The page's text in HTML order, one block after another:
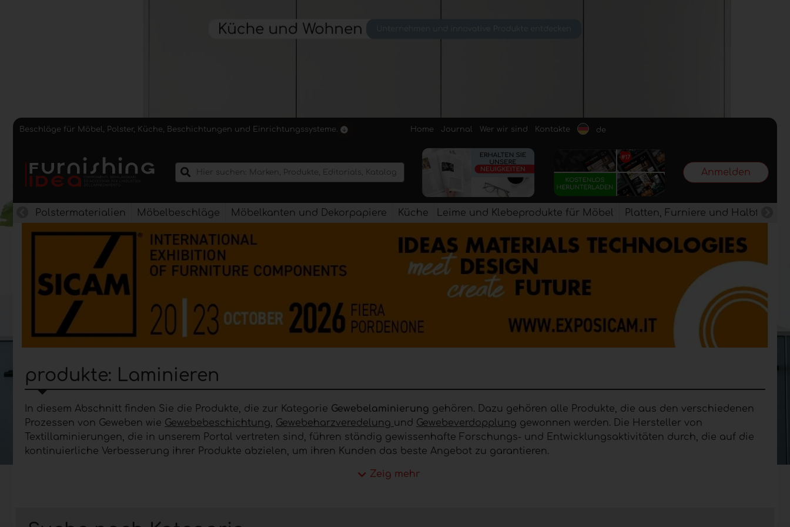
Beschläge für Möbel, Polster, Küche, Beschichtungen und Einrichtungssysteme. Home Journal Wer wir sind Kontakte de
Anmelden
Polstermaterialien Möbelbeschläge Möbelkanten und Dekorpapiere Küche Leime und Klebeprodukte für Möbel Platten, Furniere und
produkte: Laminieren
In diesem Abschnitt finden Sie die Produkte, die zur Kategorie Gewebelaminierung gehören. Dazu gehören alle Produkte, die aus den verschiedenen
Prozessen von Geweben wie Gewebebeschichtung, Gewebeharzveredelung und Gewebeverdopplung gewonnen werden. Die Hersteller von
Textillaminierungen, die in unserem Portal vertreten sind, führen ständig gewissenhafte Forschungs- und Entwicklungsaktivitäten durch, die auf die
kontinuierliche Verbesserung ihrer Produkte abzielen, um ihren Kunden das beste Angebot zu garantieren.
Details zur Kategorie Laminierung von Textilien
Zeig mehr